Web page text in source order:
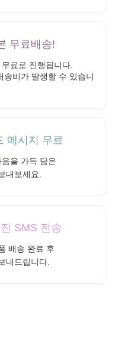
무료배송!
료로 진행됩니다.
비가 발생할 수 있습니
메시지 무료
을 가득 담은
내보세요.
SMS 전송
배송 완료 후
내드립니다.